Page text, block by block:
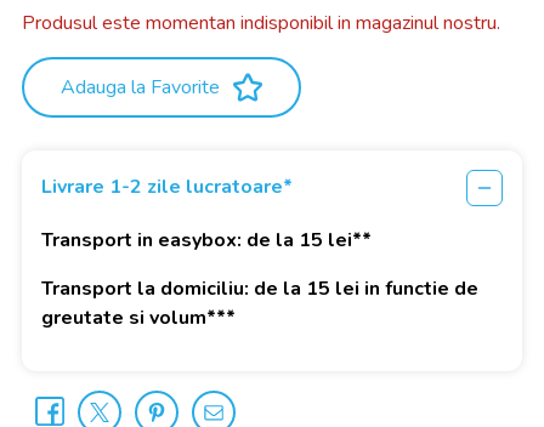
Produsul este momentan indisponibil in magazinul nostru.
Adauga la Favorite
Livrare 1-2 zile lucratoare*
Transport in easybox: de la 15 lei**
Transport la domiciliu: de la 15 lei in functie de
greutate si volum***